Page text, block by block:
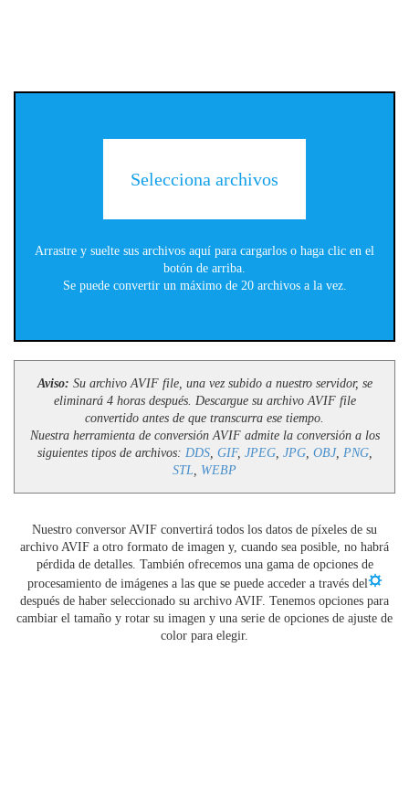
Selecciona archivos
Arrastre y suelte sus archivos aquí para cargarlos o haga clic en el
botón de arriba.
Se puede convertir un máximo de 20 archivos a la vez.
Aviso: Su archivo AVIF file, una vez subido a nuestro servidor, se
eliminará 4 horas después. Descargue su archivo AVIF file
convertido antes de que transcurra ese tiempo.
Nuestra herramienta de conversión AVIF admite la conversión a los
siguientes tipos de archivos: DDS, GIF, JPEG, JPG, OBJ, PNG,
STL, WEBP
Nuestro conversor AVIF convertirá todos los datos de píxeles de su
archivo AVIF a otro formato de imagen y, cuando sea posible, no habrá
pérdida de detalles. También ofrecemos una gama de opciones de
procesamiento de imágenes a las que se puede acceder a través del
después de haber seleccionado su archivo AVIF. Tenemos opciones para
cambiar el tamaño y rotar su imagen y una serie de opciones de ajuste de
color para elegir.